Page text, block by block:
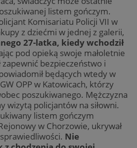
listem gończym.
Komisariatu Policji VII w
z dziećmi w jednej z galerii,
27-latka, kiedy wchodził
pod opieką swoje małoletnie
bezpieczeństwo i
będących wtedy w
OPP w Katowicach, którzy
poszukiwanego. Mężczyzna
wizytą policjantów na siłowni.
listem gończym
w Chorzowie, ukrywał
Nie